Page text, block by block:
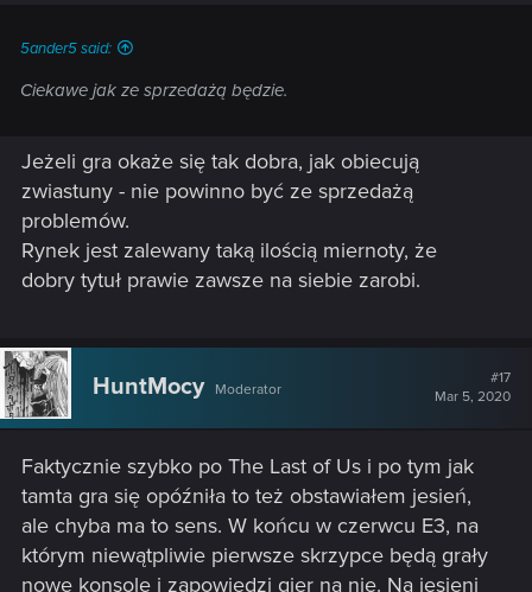
5ander5 said:
Ciekawe jak ze sprzedażą będzie.
Jeżeli gra okaże się tak dobra, jak obiecują
zwiastuny - nie powinno być ze sprzedażą
problemów.
Rynek jest zalewany taką ilością miernoty, że
dobry tytuł prawie zawsze na siebie zarobi.
HuntMocy Moderator
#17
Mar 5, 2020
Faktycznie szybko po The Last of Us i po tym jak
tamta gra się opóźniła to też obstawiałem jesień,
ale chyba ma to sens. W końcu w czerwcu E3, na
którym niewątpliwie pierwsze skrzypce będą grały
nowe konsole i zapowiedzi gier na nie. Na jesieni